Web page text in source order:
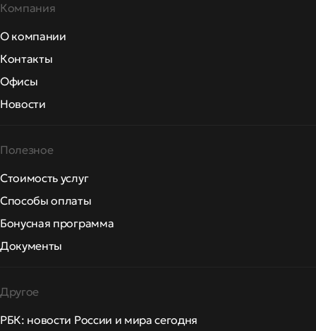
Компания
О компании
Контакты
Офисы
Новости
Полезное
Стоимость услуг
Способы оплаты
Бонусная программа
Документы
Другое
РБК: новости России и мира сегодня